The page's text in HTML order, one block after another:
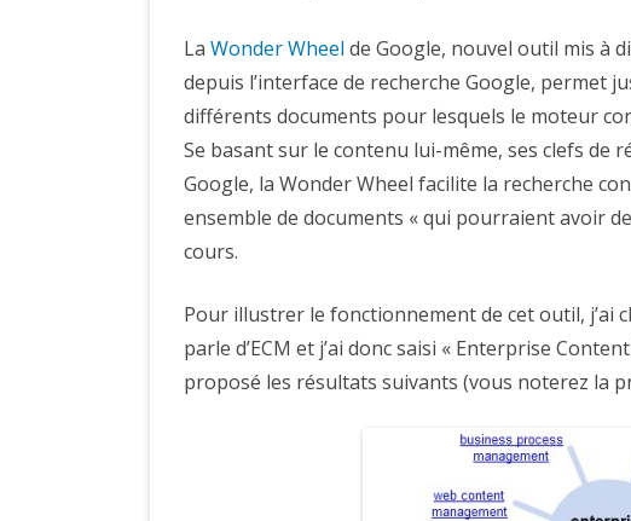
La Wonder Wheel de Google, nouvel outil mis à
depuis l’interface de recherche Google, permet
différents documents pour lesquels le moteur
Se basant sur le contenu lui-même, ses clefs de
Google, la Wonder Wheel facilite la recherche
ensemble de documents « qui pourraient avoir
cours.
Pour illustrer le fonctionnement de cet outil, j’ai
parle d’ECM et j’ai donc saisi « Enterprise
proposé les résultats suivants (vous noterez la